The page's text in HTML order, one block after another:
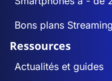
Bons plans Streaming
Ressources
Actualités et guides